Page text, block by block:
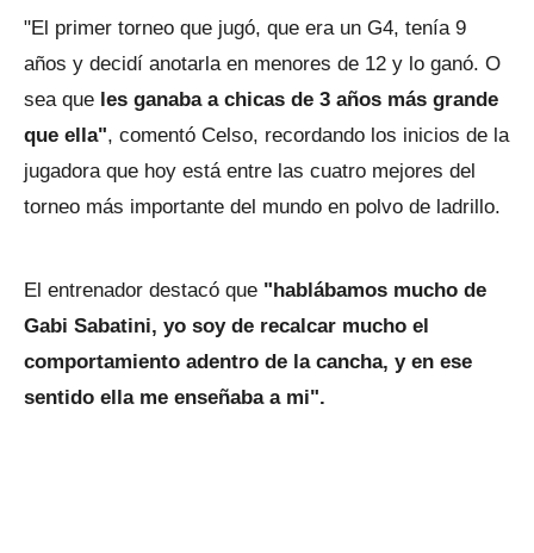
"El primer torneo que jugó, que era un G4, tenía 9
años y decidí anotarla en menores de 12 y lo ganó. O
sea que les ganaba a chicas de 3 años más grande
que ella", comentó Celso, recordando los inicios de la
jugadora que hoy está entre las cuatro mejores del
torneo más importante del mundo en polvo de ladrillo.
El entrenador destacó que "hablábamos mucho de
Gabi Sabatini, yo soy de recalcar mucho el
comportamiento adentro de la cancha, y en ese
sentido ella me enseñaba a mi".